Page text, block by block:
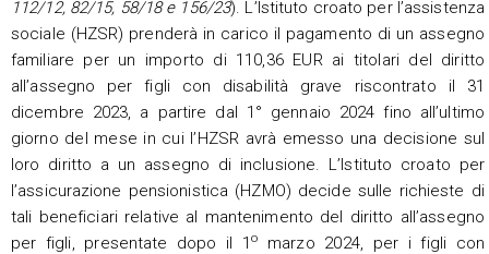
112/12, 82/15, 58/18 e 156/23). L’Istituto croato per l’assistenza
sociale (HZSR) prenderà in carico il pagamento di un assegno
familiare per un importo di 110,36 EUR ai titolari del diritto
all’assegno per figli con disabilità grave riscontrato il 31
dicembre 2023, a partire dal 1° gennaio 2024 fino all’ultimo
giorno del mese in cui l’HZSR avrà emesso una decisione sul
loro diritto a un assegno di inclusione. L’Istituto croato per
l’assicurazione pensionistica (HZMO) decide sulle richieste di
tali beneficiari relative al mantenimento del diritto all’assegno
per figli, presentate dopo il 1o
marzo 2024, per i figli con